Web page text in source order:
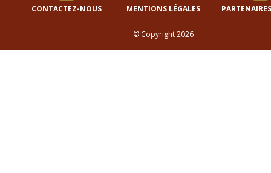
CONTACTEZ-NOUS MENTIONS LÉGALES
© Copyright 2026